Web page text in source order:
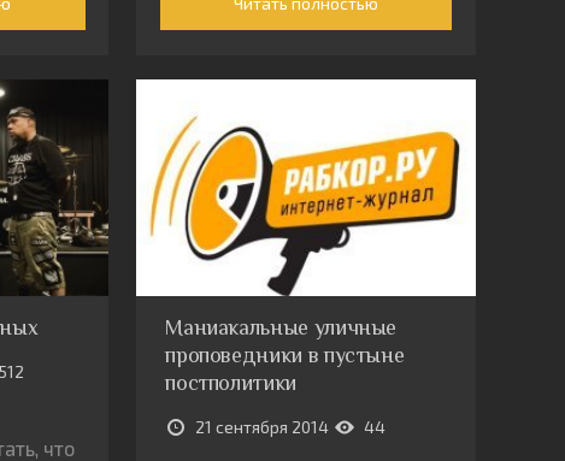
512
что
Маниакальные уличные
проповедники в пустыне
постполитики
21 сентября 2014 44